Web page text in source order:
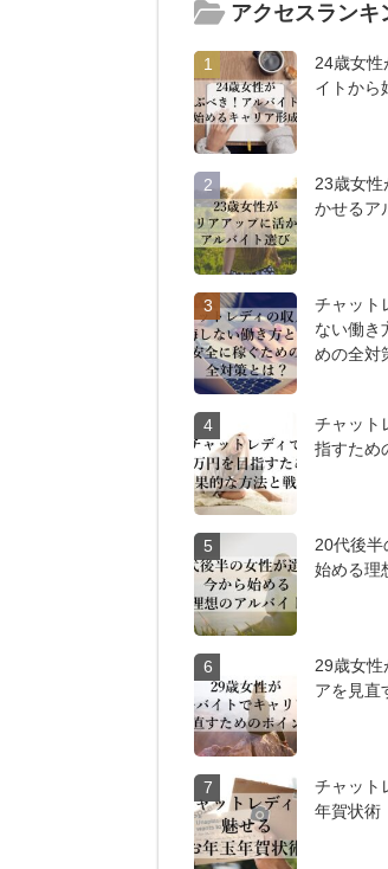
アクセスランキ
1
24歳女
イトから
2
23歳女
かせるア
3
チャット
ない働き
めの全対
4
チャット
指すため
5
20代後半
始める理
6
29歳女性
アを見直
7
チャット
年賀状術